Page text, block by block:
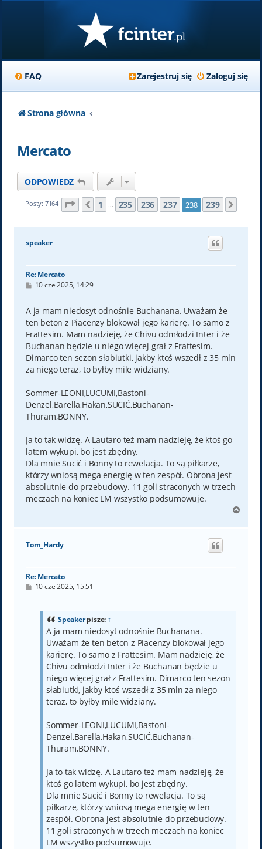
FAQ Zaloguj się
Zarejestruj się
Strona główna
Mercato
ODPOWIEDZ
Posty: 7164 Strona 238 z239
Poprzednia
1 … 235 236 237 238 239
speaker
Re: Mercato
P
t
10 cze 2025, 14:29
A ja mam niedosyt odnośnie Buchanana. Uważam że
ten beton z Piacenzy blokował jego karierę. To samo z
Frattesim. Mam nadzieję, że Chivu odmłodzi Inter i że
Buchanan będzie u niego więcej grał z Frattesim.
Dimarco ten sezon słabiutki, jakby ktoś wszedł z 35 mln
za niego teraz, to byłby mile widziany.
Sommer-LEONI,LUCUMI,Bastoni-
Denzel,Barella,Hakan,SUCIĆ,Buchanan-
Thuram,BONNY.
Ja to tak widzę. A Lautaro też mam nadzieję, że ktoś go
latem wykupi, bo jest zbędny.
Dla mnie Sucić i Bonny to rewelacja. To są piłkarze,
którzy wniosą mega energię w ten zespół. Obrona jest
absolutnie do przebudowy. 11 goli straconych w trzech
meczach na koniec LM wszystko podsumowuje.
g
Tom_Hardy
Re: Mercato
P10 cze 2025, 15:51
Speakerpisze: ↑
A ja mam niedosyt odnośnie Buchanana.
Uważam że ten beton z Piacenzy blokował jego
karierę. To samo z Frattesim. Mam nadzieję, że
Chivu odmłodzi Inter i że Buchanan będzie u
niego więcej grał z Frattesim. Dimarco ten sezon
słabiutki, jakby ktoś wszedł z 35 mln za niego
teraz, to byłby mile widziany.
Sommer-LEONI,LUCUMI,Bastoni-
Denzel,Barella,Hakan,SUCIĆ,Buchanan-
Thuram,BONNY.
Ja to tak widzę. A Lautaro też mam nadzieję, że
ktoś go latem wykupi, bo jest zbędny.
Dla mnie Sucić i Bonny to rewelacja. To są
piłkarze, którzy wniosą mega energię w ten
zespół. Obrona jest absolutnie do przebudowy.
11 goli straconych w trzech meczach na koniec
LM wszystko podsumowuje.